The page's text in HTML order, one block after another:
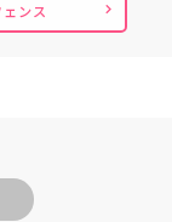
ンス